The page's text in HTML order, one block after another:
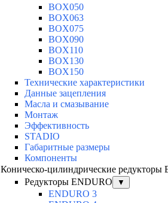
BOX050
BOX063
BOX075
BOX090
BOX110
BOX130
BOX150
Технические характеристики
Данные зацепления
Масла и смазывание
Монтаж
Эффективность
STADIO
Габаритные размеры
Компоненты
Коническо-цилиндрические редукторы
Редукторы ENDURO
▼
ENDURO 3